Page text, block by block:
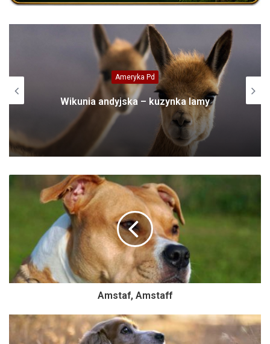
Afryka
Bielik madagaskarski (Haliaeetus
vociferoides)
Amstaf, Amstaff